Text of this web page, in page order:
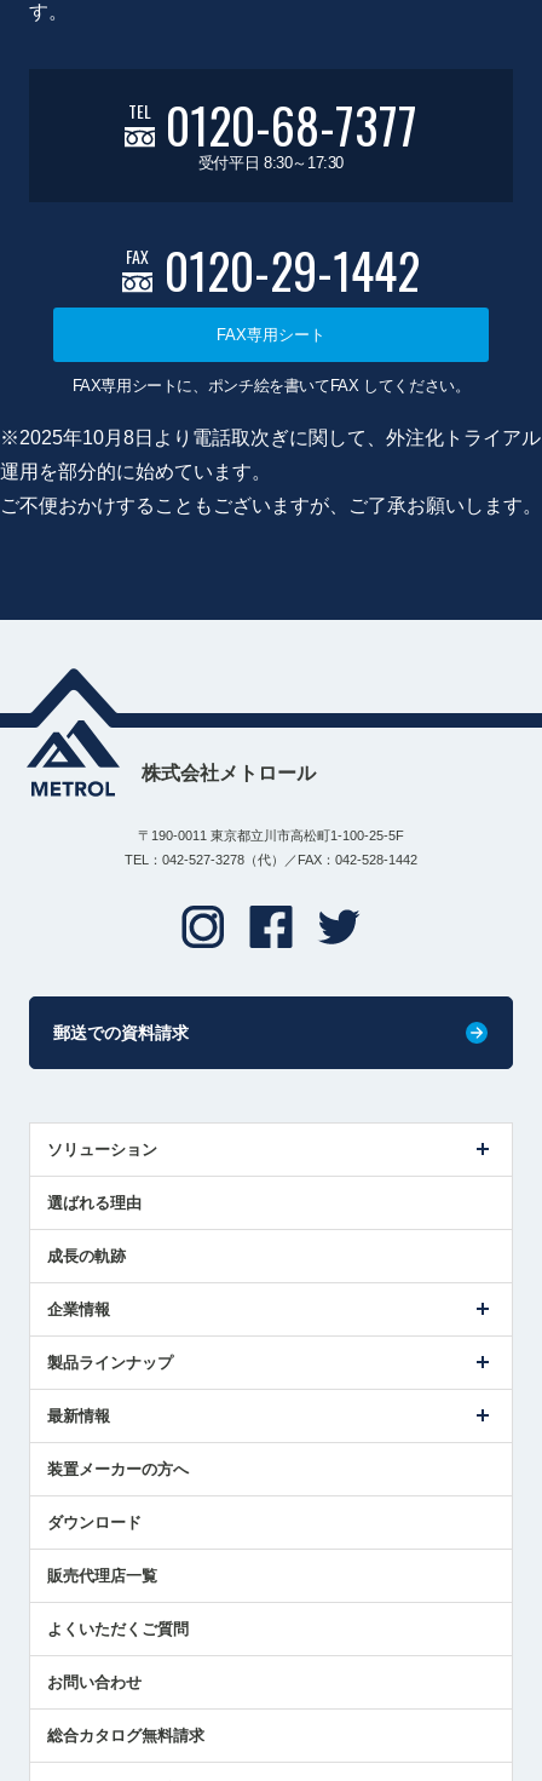
す。
TEL 0120-68-7377
受付平日 8:30～17:30
FAX 0120-29-1442
FAX専用シート
FAX専用シートに、ポンチ絵を書いてFAX してください。
※2025年10月8日より電話取次ぎに関して、外注化トライアル
運用を部分的に始めています。
ご不便おかけすることもございますが、ご了承お願いします。
株式会社メトロール
〒190-0011 東京都立川市高松町1-100-25-5F
TEL：042-527-3278（代）／FAX：042-528-1442
郵送での資料請求
ソリューション
解決策提案
選ばれる理由
成長の軌跡
企業情報
ごあいさつ
受賞履歴
採用情報
国/地域/言語
製品ラインナップ
ツールセッタ製品
エアマイクロセンサ製品
最新情報
メトロールの技術
社員ブログ
中小企業のBCP地震対策
センサのテクニカルガイド
社長ブログ
装置メーカーの方へ
ダウンロード
販売代理店一覧
よくいただくご質問
お問い合わせ
総合カタログ無料請求